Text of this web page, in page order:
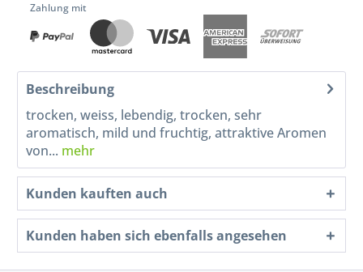
Zahlung mit
Beschreibung
trocken, weiss, lebendig, trocken, sehr
aromatisch, mild und fruchtig, attraktive Aromen
von... mehr
Kunden kauften auch
Kunden haben sich ebenfalls angesehen